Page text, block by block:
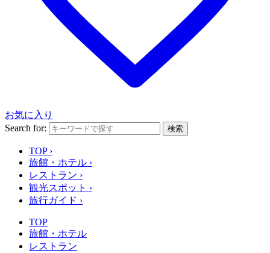
お気に入り
Search for:
検索
TOP ›
旅館・ホテル ›
レストラン ›
観光スポット ›
旅行ガイド ›
TOP
旅館・ホテル
レストラン